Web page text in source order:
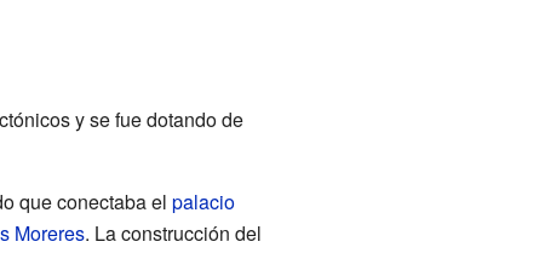
y se fue dotando de
que conectaba el palacio
Moreres. La construcción del